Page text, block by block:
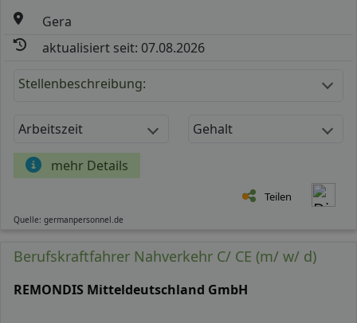
Gera
aktualisiert seit: 07.08.2026
Stellenbeschreibung:
Arbeitszeit Gehalt
mehr Details
Teilen
Quelle: germanpersonnel.de
Berufskraftfahrer Nahverkehr C/ CE (m/ w/ d)
REMONDIS Mitteldeutschland GmbH